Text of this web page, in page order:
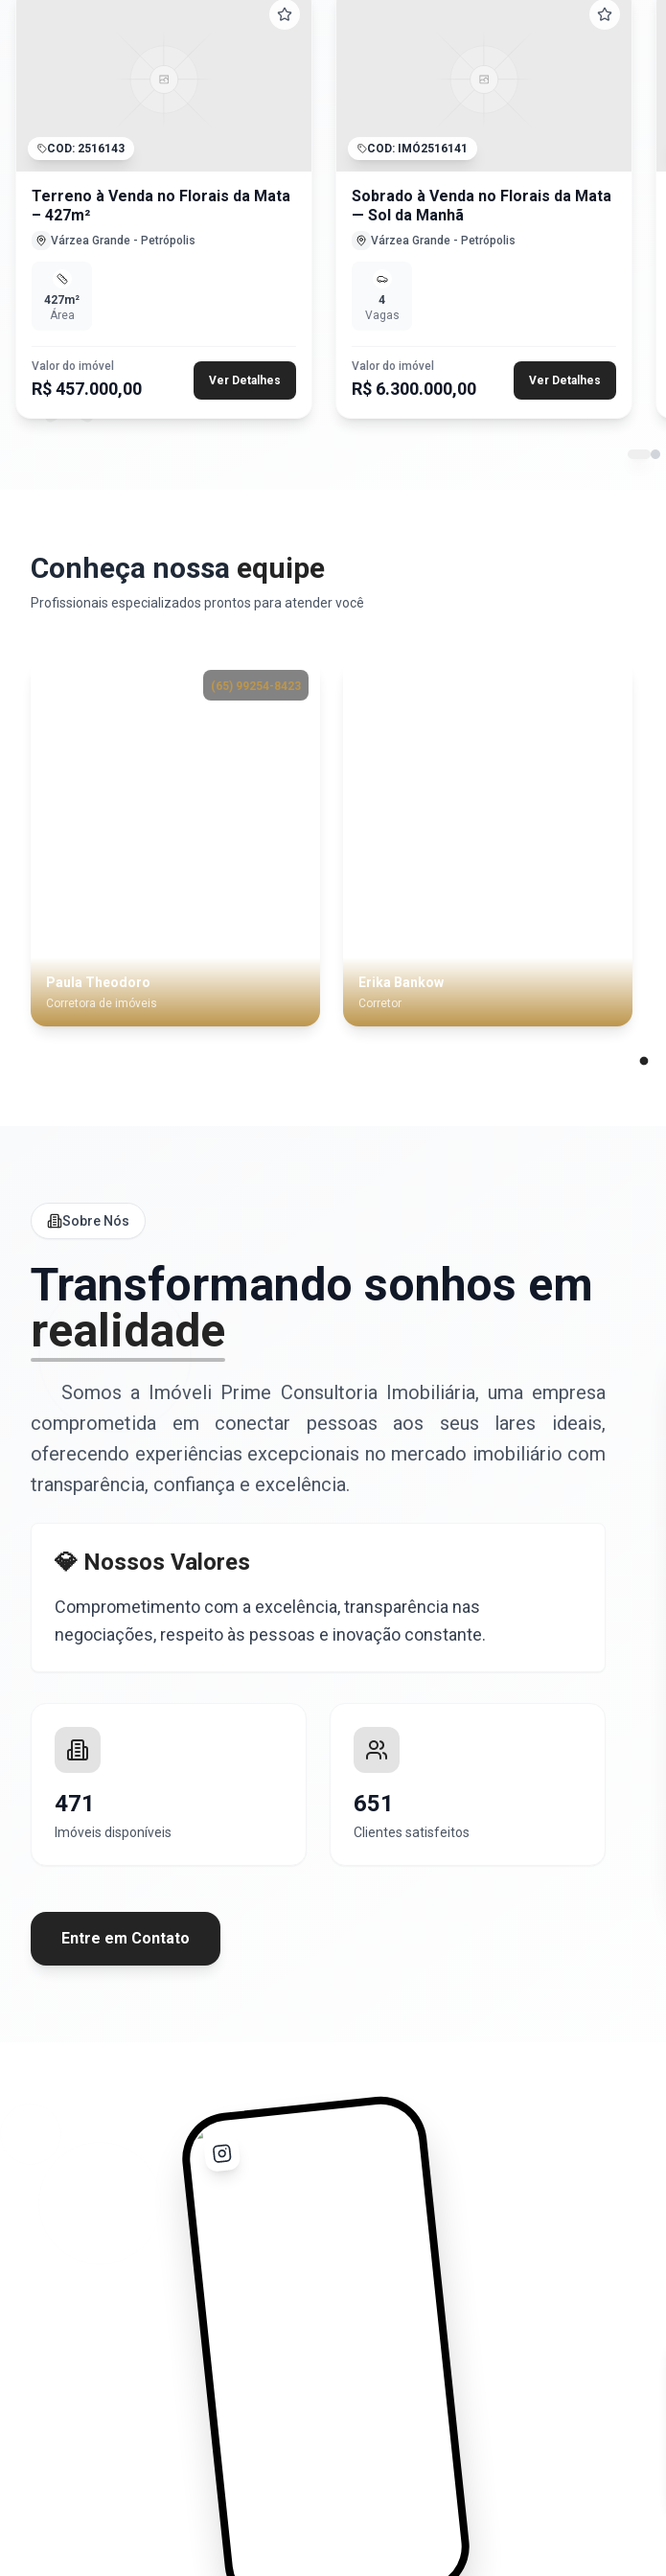
COD: 2516143
Terreno à Venda no Florais da Mata
– 427m²
Várzea Grande - Petrópolis
427m²
Área
Valor do imóvel
R$ 457.000,00 Ver Detalhes
COD: IMÓ2516141
Sobrado à Venda no Florais da Mata
— Sol da Manhã
Várzea Grande - Petrópolis
4
Vagas
Valor do imóvel
R$ 6.300.000,00 Ver Detalhes
Conheça nossa equipe
Profissionais especializados prontos para atender você
(65) 99254-8423
Paula Theodoro
Corretora de imóveis
Erika Bankow
Corretor
Sobre Nós
Transformando sonhos em
realidade
Somos a Imóveli Prime Consultoria Imobiliária, uma empresa
comprometida em conectar pessoas aos seus lares ideais,
oferecendo experiências excepcionais no mercado imobiliário com
transparência, confiança e excelência.
💎 Nossos Valores
Comprometimento com a excelência, transparência nas
negociações, respeito às pessoas e inovação constante.
471
Imóveis disponíveis
651
Clientes satisfeitos
Entre em Contato